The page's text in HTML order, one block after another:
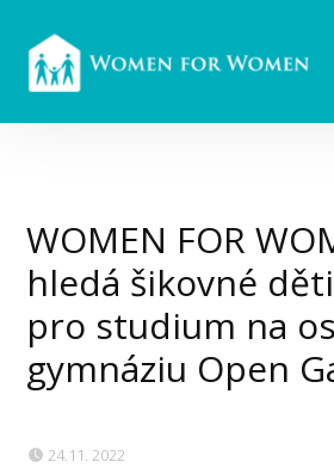
WOMEN FOR
hledá šikovné děti
pro studium na
gymnáziu Open
24.11. 2022